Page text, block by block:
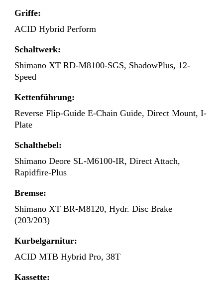
Griffe:
ACID Hybrid Perform
Schaltwerk:
Shimano XT RD-M8100-SGS, ShadowPlus, 12-
Speed
Kettenführung:
Reverse Flip-Guide E-Chain Guide, Direct Mount, I-
Plate
Schalthebel:
Shimano Deore SL-M6100-IR, Direct Attach,
Rapidfire-Plus
Bremse:
Shimano XT BR-M8120, Hydr. Disc Brake
(203/203)
Kurbelgarnitur:
ACID MTB Hybrid Pro, 38T
Kassette: